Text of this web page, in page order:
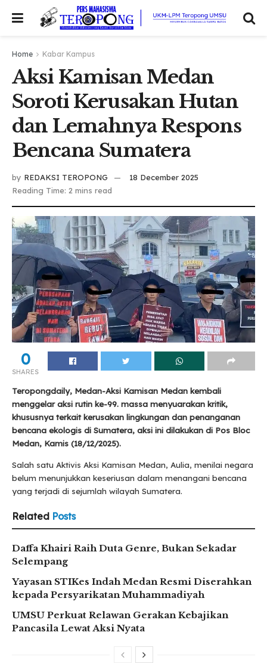
Home Kabar Kampus
Aksi Kamisan Medan
Soroti Kerusakan Hutan
dan Lemahnya Respons
Bencana Sumatera
by REDAKSI TEROPONG
18 December 2025
Reading Time: 2 mins read
0
SHARES
Teropongdaily, Medan-Aksi Kamisan Medan kembali
menggelar aksi rutin ke-99. massa menyuarakan kritik,
khususnya terkait kerusakan lingkungan dan penanganan
bencana ekologis di Sumatera, aksi ini dilakukan di Pos Bloc
Medan, Kamis (18/12/2025).
Salah satu Aktivis Aksi Kamisan Medan, Aulia, menilai negara
belum menunjukkan keseriusan dalam menangani bencana
yang terjadi di sejumlah wilayah Sumatera.
Related Posts
Daffa Khairi Raih Duta Genre, Bukan Sekadar
Selempang
Yayasan STIKes Indah Medan Resmi Diserahkan
kepada Persyarikatan Muhammadiyah
UMSU Perkuat Relawan Gerakan Kebajikan
Pancasila Lewat Aksi Nyata